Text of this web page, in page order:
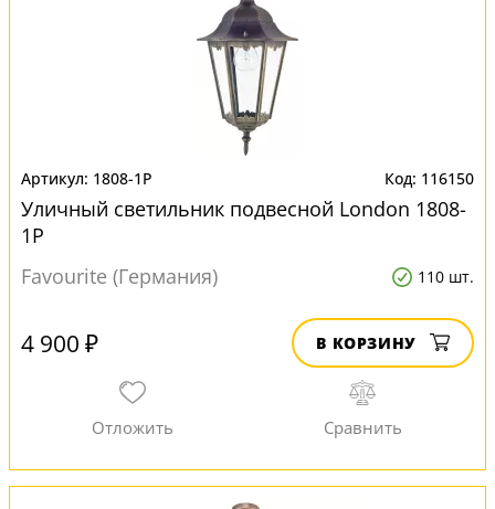
1808-1P 116150
Уличный светильник подвесной London 1808-
1P
Favourite (Германия)
110 шт.
4 900 ₽ В КОРЗИНУ